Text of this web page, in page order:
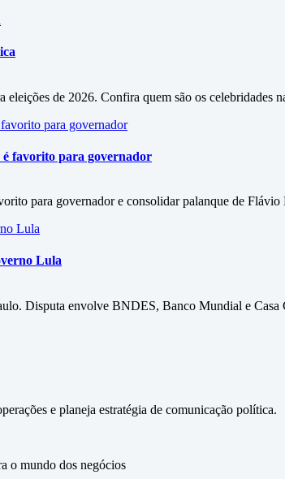
de 2026. Confira quem são os celebridades
é favorito para governador
para governador e consolidar palanque de Flávio
Lula
Disputa envolve BNDES, Banco Mundial e
e planeja estratégia de comunicação política.
o mundo dos negócios